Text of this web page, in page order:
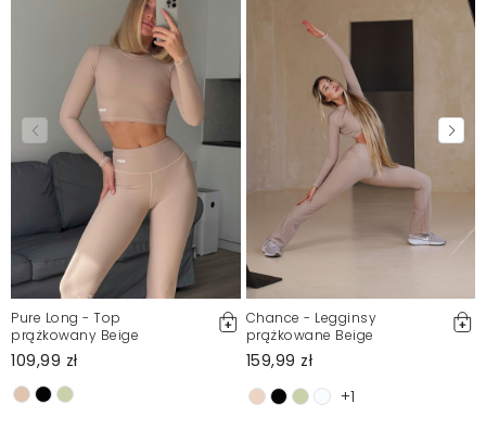
Pure Long - Top
prążkowany Beige
109,99 zł
Chance - Legginsy
prążkowane Beige
159,99 zł
+1